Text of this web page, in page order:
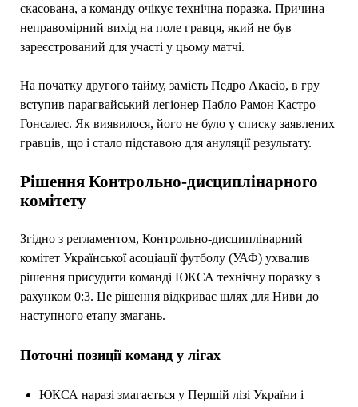
скасована, а команду очікує технічна поразка. Причина –
неправомірний вихід на поле гравця, який не був
зареєстрований для участі у цьому матчі.
На початку другого тайму, замість Педро Акасіо, в гру
вступив парагвайський легіонер Пабло Рамон Кастро
Гонсалес. Як виявилося, його не було у списку заявлених
гравців, що і стало підставою для ануляції результату.
Рішення Контрольно-дисциплінарного
комітету
Згідно з регламентом, Контрольно-дисциплінарний
комітет Української асоціації футболу (УАФ) ухвалив
рішення присудити команді ЮКСА технічну поразку з
рахунком 0:3. Це рішення відкриває шлях для Ниви до
наступного етапу змагань.
Поточні позиції команд у лігах
ЮКСА наразі змагається у Першій лізі України і